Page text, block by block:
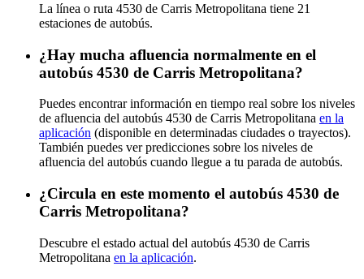
La línea o ruta 4530 de Carris Metropolitana tiene 21
estaciones de autobús.
¿Hay mucha afluencia normalmente en el
autobús 4530 de Carris Metropolitana?
Puedes encontrar información en tiempo real sobre los niveles
de afluencia del autobús 4530 de Carris Metropolitana en la
aplicación (disponible en determinadas ciudades o trayectos).
También puedes ver predicciones sobre los niveles de
afluencia del autobús cuando llegue a tu parada de autobús.
¿Circula en este momento el autobús 4530 de
Carris Metropolitana?
Descubre el estado actual del autobús 4530 de Carris
Metropolitana en la aplicación.